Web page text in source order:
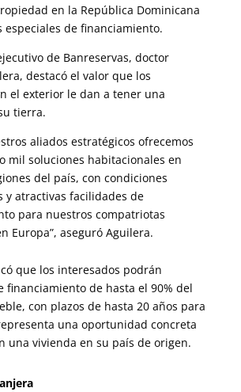
en la República Dominicana
especiales de financiamiento.
de Banreservas, doctor
destacó el valor que los
el exterior le dan a tener una
tierra.
aliados estratégicos ofrecemos
mil soluciones habitacionales en
del país, con condiciones
y atractivas facilidades de
para nuestros compatriotas
Europa”, aseguró Aguilera.
que los interesados podrán
financiamiento de hasta el 90% del
con plazos de hasta 20 años para
una oportunidad concreta
una vivienda en su país de origen.